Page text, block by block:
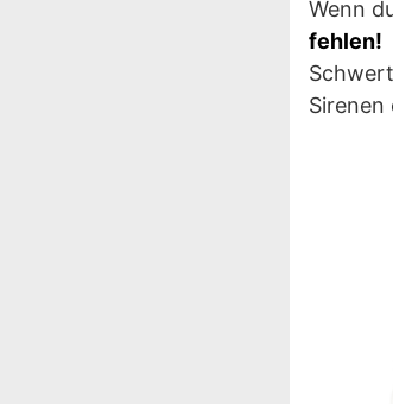
Wenn
fehlen!
Sirenen